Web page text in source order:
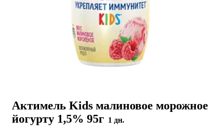
Актимель Kids малиновое морожное
йогурту 1,5% 95г 1 дн.